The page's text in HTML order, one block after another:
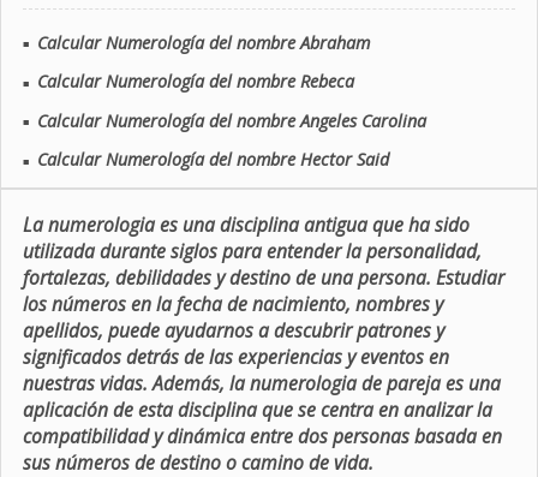
■ Calcular Numerología del nombre Abraham
■ Calcular Numerología del nombre Rebeca
■ Calcular Numerología del nombre Angeles Carolina
■ Calcular Numerología del nombre Hector Said
La numerologia es una disciplina antigua que ha sido
utilizada durante siglos para entender la personalidad,
fortalezas, debilidades y destino de una persona. Estudiar
los números en la fecha de nacimiento, nombres y
apellidos, puede ayudarnos a descubrir patrones y
significados detrás de las experiencias y eventos en
nuestras vidas. Además, la numerologia de pareja es una
aplicación de esta disciplina que se centra en analizar la
compatibilidad y dinámica entre dos personas basada en
sus números de destino o camino de vida.